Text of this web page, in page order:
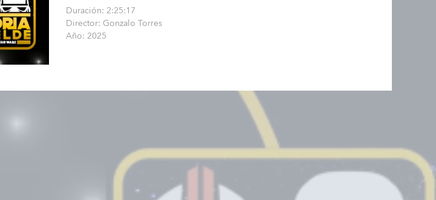
Duración: 2:25:17
Director: Gonzalo Torres
Año: 2025